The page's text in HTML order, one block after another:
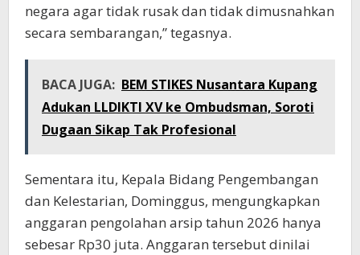
negara agar tidak rusak dan tidak dimusnahkan
secara sembarangan,” tegasnya.
BACA JUGA: BEM STIKES Nusantara Kupang
Adukan LLDIKTI XV ke Ombudsman, Soroti
Dugaan Sikap Tak Profesional
Sementara itu, Kepala Bidang Pengembangan
dan Kelestarian, Dominggus, mengungkapkan
anggaran pengolahan arsip tahun 2026 hanya
sebesar Rp30 juta. Anggaran tersebut dinilai